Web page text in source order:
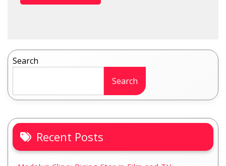
Search
Search
Recent Posts